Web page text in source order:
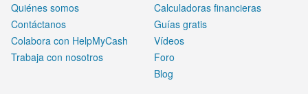
Quiénes somos
Contáctanos
Colabora con HelpMyCash
Trabaja con nosotros
Calculadoras financieras
Guías gratis
Vídeos
Foro
Blog